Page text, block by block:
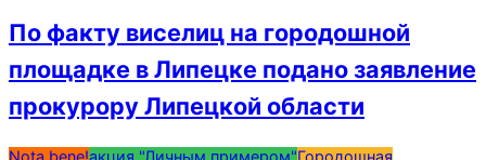
По факту виселиц на городошной
площадке в Липецке подано заявление
прокурору Липецкой области
2017-